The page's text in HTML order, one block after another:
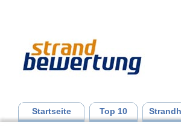
Startseite Top 10